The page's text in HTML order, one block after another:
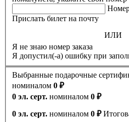
Прислать билет на почту
ИЛИ
Я не знаю номер заказа
Я допустил(-а) ошибку при
Выбранные подарочные
номиналом 0 ₽
0 эл. серт. номиналом 0 ₽
0 эл. серт. номиналом 0 ₽